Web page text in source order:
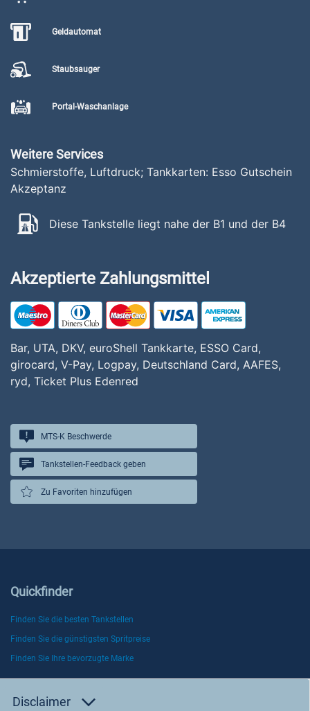
Geldautomat
Staubsauger
Portal-Waschanlage
Weitere Services
Schmierstoffe, Luftdruck; Tankkarten: Esso Gutschein
Akzeptanz
Diese Tankstelle liegt nahe der B1 und der B4
Akzeptierte Zahlungsmittel
Bar, UTA, DKV, euroShell Tankkarte, ESSO Card,
girocard, V-Pay, Logpay, Deutschland Card, AAFES,
ryd, Ticket Plus Edenred
MTS-K Beschwerde
Tankstellen-Feedback geben
Zu Favoriten hinzufügen
Quickfinder
Finden Sie die besten Tankstellen
Finden Sie die günstigsten Spritpreise
Finden Sie Ihre bevorzugte Marke
Disclaimer